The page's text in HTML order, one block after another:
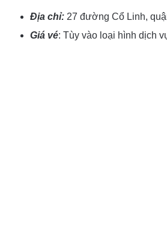
Địa chỉ: 27 đường Cổ Linh,
Giá vé: Tùy vào loại hình dịch